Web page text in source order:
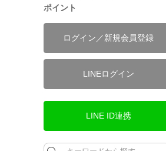
ポイント
ログイン／新規会員登録
LINEログイン
LINE ID連携